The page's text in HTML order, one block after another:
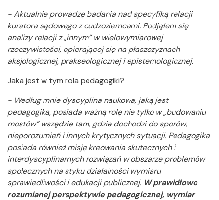
- Aktualnie prowadzę badania nad specyfiką relacji
kuratora sądowego z cudzoziemcami. Podjąłem się
analizy relacji z „innym” w wielowymiarowej
rzeczywistości, opierającej się na płaszczyznach
aksjologicznej, prakseologicznej i epistemologicznej.
Jaka jest w tym rola pedagogiki?
- Według mnie dyscyplina naukowa, jaką jest
pedagogika, posiada ważną rolę nie tylko w „budowaniu
mostów” wszędzie tam, gdzie dochodzi do sporów,
nieporozumień i innych krytycznych sytuacji. Pedagogika
posiada również misję kreowania skutecznych i
interdyscyplinarnych rozwiązań w obszarze problemów
społecznych na styku działalności wymiaru
sprawiedliwości i edukacji publicznej. W prawidłowo
rozumianej perspektywie pedagogicznej, wymiar